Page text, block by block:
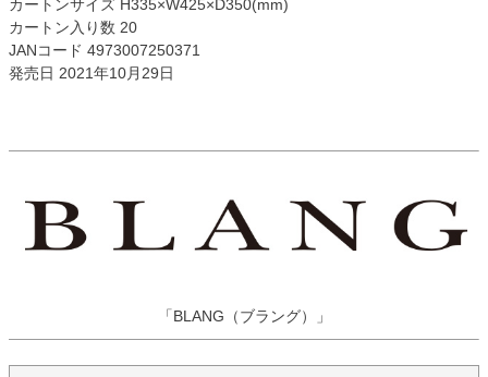
カートンサイズ H335×W425×D350(mm)
カートン入り数 20
JANコード 4973007250371
発売日 2021年10月29日
「BLANG（ブラング）」